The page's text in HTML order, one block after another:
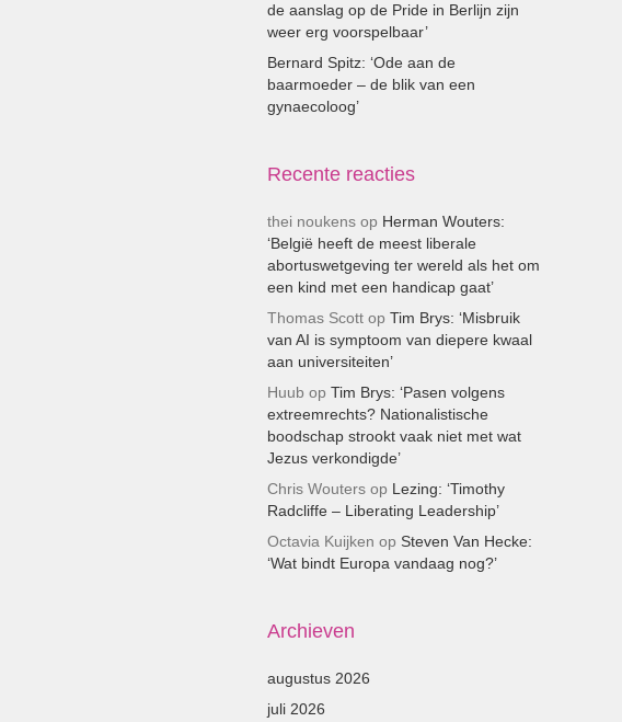
de aanslag op de Pride in Berlijn zijn
weer erg voorspelbaar’
Bernard Spitz: ‘Ode aan de
baarmoeder – de blik van een
gynaecoloog’
Recente reacties
thei noukensop Herman Wouters:
‘België heeft de meest liberale
abortuswetgeving ter wereld als het om
een kind met een handicap gaat’
Thomas Scottop Tim Brys: ‘Misbruik
van AI is symptoom van diepere kwaal
aan universiteiten’
Huub op Tim Brys: ‘Pasen volgens
extreemrechts? Nationalistische
boodschap strookt vaak niet met wat
Jezus verkondigde’
Chris Woutersop Lezing: ‘Timothy
Radcliffe – Liberating Leadership’
Octavia Kuijken op Steven Van Hecke:
‘Wat bindt Europa vandaag nog?’
Archieven
augustus 2026
juli 2026